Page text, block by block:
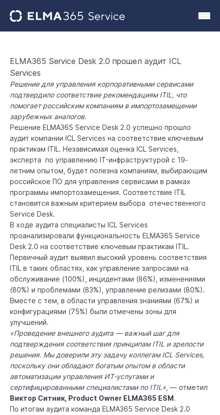
ELMA365 Service Desk 2.0 прошел аудит ICL
Services
Решение для управления корпоративными сервисами
подтвердило соответствие рекомендациям ITIL, что
помогает российским компаниям в импортозамещении
зарубежных аналогов.
Решение ELMA365 Service Desk 2.0 успешно прошло
аудит компании ICL Services на соответствие ключевым
практикам ITIL. Независимая оценка ICL Services,
эксперта по управлению IT-инфраструктурой с 19-
летним опытом, будет полезна компаниям, выбирающим
российское ПО для управления сервисами в рамках
программы импортозамещения. Соответствие ITIL
становится важным критерием выбора отечественного
Service Desk.
В ходе аудита специалисты ICL Services
проанализировали функциональность ELMA365 Service
Desk 2.0 на соответствие ключевым практикам ITIL.
Первичный аудит выявил высокий уровень соответствия
ITIL в таких областях, как управление запросами на
обслуживание (100%), инцидентами (86%), изменениями
(80%) и проблемами (83%), управление релизами (80%).
Вместе с тем, в области управления знаниями (67%) и
конфигурациями (75%) были отмечены зоны для
улучшений.
«Проведение внешнего аудита — важный шаг для
подтверждения соответствия принципам ITIL и зрелости
решения. Мы доверили эту задачу коллегам ICL Services,
поскольку они обладают богатым опытом в области
автоматизации управления ИТ-услугами и
сертифицированными специалистами по ITIL» , — отметил
Виктор Ситник, Product Owner ELMA365 ESM.
По итогам аудита команда ELMA365 Service Desk 2.0